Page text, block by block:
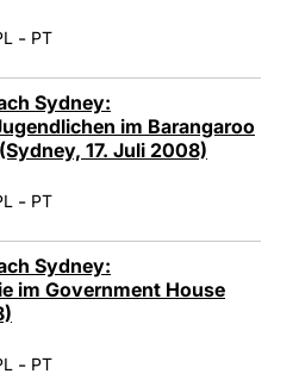
- PT
Sydney:
im Barangaroo
17. Juli 2008)
- PT
Sydney:
im Government House
- PT